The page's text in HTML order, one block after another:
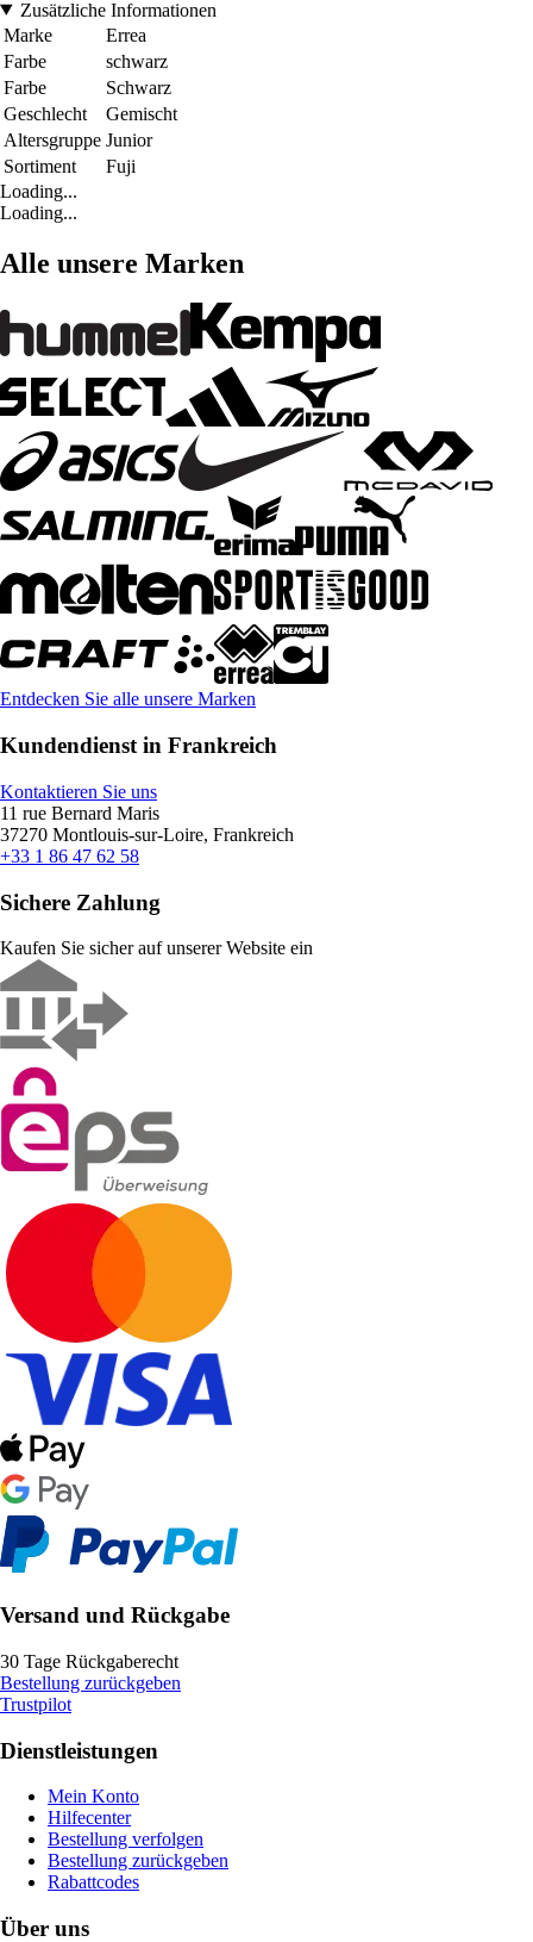
Zusätzliche Informationen
Marke
Errea
Farbe
schwarz
Farbe
Schwarz
Geschlecht
Gemischt
Altersgruppe Junior
Sortiment
Fuji
Loading...
Loading...
Alle unsere Marken
Entdecken Sie alle unsere Marken
Kundendienst in Frankreich
Kontaktieren Sie uns
11 rue Bernard Maris
37270 Montlouis-sur-Loire, Frankreich
+33 1 86 47 62 58
Sichere Zahlung
Kaufen Sie sicher auf unserer Website ein
Versand und Rückgabe
30 Tage Rückgaberecht
Bestellung zurückgeben
Trustpilot
Dienstleistungen
Mein Konto
Hilfecenter
Bestellung verfolgen
Bestellung zurückgeben
Rabattcodes
Über uns